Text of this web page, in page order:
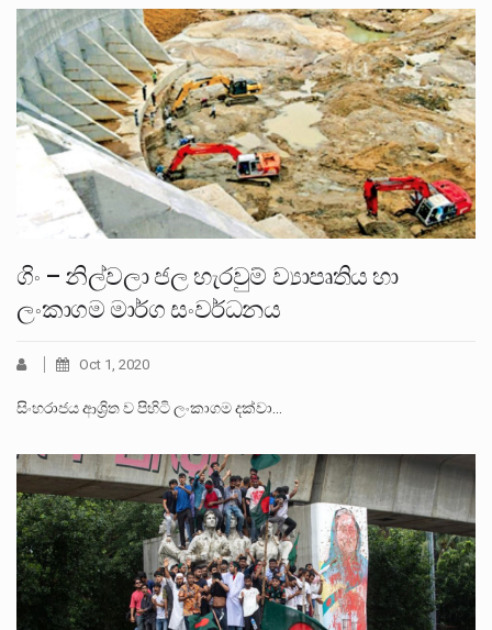
ගිං – නිල්වලා ජල හැරවුම් ව්‍යාපෘතිය හා
ලංකාගම මාර්ග සංවර්ධනය
Oct 1, 2020
සිංහරාජය ආශ්‍රිත ව පිහිටි ලංකාගම දක්වා…